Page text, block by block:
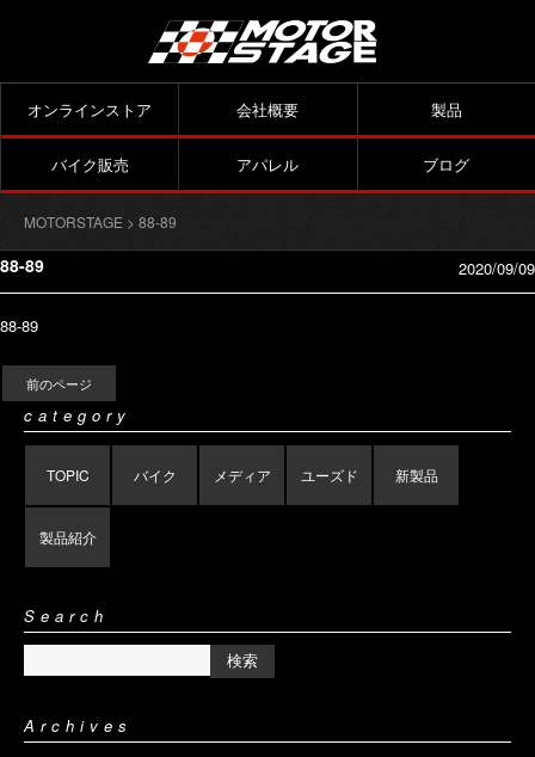
オンラインストア 会社概要 製品
バイク販売 アパレル ブログ
MOTORSTAGE > 88-89
88-89 2020/09/09
88-89
前のページ
category
TOPIC バイク メディア ユーズド 新製品
製品紹介
Search
Archives